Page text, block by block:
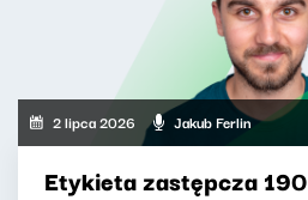
2 lipca 2026 Jakub Ferlin
Etykieta zastępcza 190